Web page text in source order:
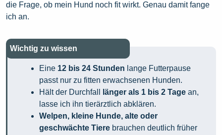
die Frage, ob mein Hund noch fit wirkt. Genau damit fange
ich an.
Wichtig zu wissen
Eine 12 bis 24 Stunden lange Futterpause
passt nur zu fitten erwachsenen Hunden.
Hält der Durchfall
länger als 1 bis 2 Tage an,
lasse ich ihn tierärztlich abklären.
Welpen, kleine Hunde, alte oder
geschwächte Tiere brauchen deutlich früher